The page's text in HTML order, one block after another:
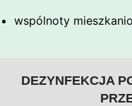
wspólnoty
DEZYNFEKCJA